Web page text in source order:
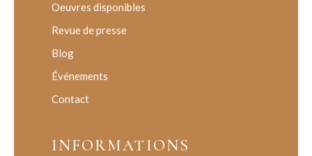
Oeuvres disponibles
Revue de presse
Blog
Événements
Contact
INFORMATIONS